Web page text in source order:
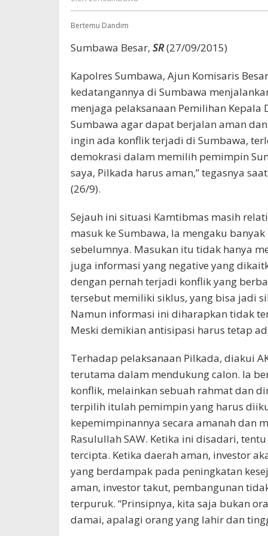
Bertemu Dandim
Sumbawa Besar, SR(27/09/2015)
Kapolres Sumbawa, Ajun Komisaris
kedatangannya di Sumbawa
menjaga pelaksanaan Pemilihan
Sumbawa agar dapat berjalan aman
ingin ada konflik terjadi di Sumbawa,
demokrasi dalam memilih pemimpin
saya, Pilkada harus aman,” tegasnya
(26/9).
Sejauh ini situasi Kamtibmas masih
masuk ke Sumbawa, Ia mengaku
sebelumnya. Masukan itu tidak hanya
juga informasi yang negative yang
dengan pernah terjadi konflik yang
tersebut memiliki siklus, yang bisa jadi
Namun informasi ini diharapkan tidak
Meski demikian antisipasi harus tetap
Terhadap pelaksanaan Pilkada, diakui
terutama dalam mendukung calon. Ia
konflik, melainkan sebuah rahmat dan
terpilih itulah pemimpin yang harus
kepemimpinannya secara amanah dan
Rasulullah SAW. Ketika ini disadari,
tercipta. Ketika daerah aman, investor
yang berdampak pada peningkatan
aman, investor takut, pembangunan
terpuruk. “Prinsipnya, kita saja bukan
damai, apalagi orang yang lahir dan